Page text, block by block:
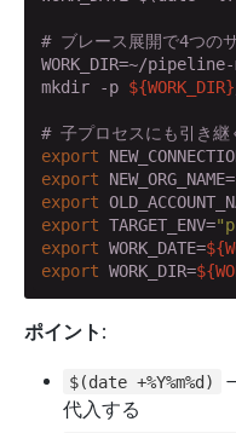
# ブレース展開で4つの
WORK_DIR=~/
mkdir -p ${WORK_DIR}
# 子プロセスにも引き
export
export NEW_ORG_NAME=
export
export TARGET_ENV=
export WORK_DATE=
export WORK_DIR=
ポイント:
$(date +%Y%m%d)
代入する